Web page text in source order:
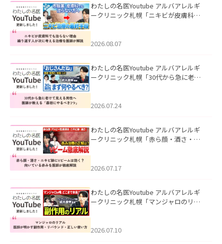
わたしの名医Youtube アルバアレルギ
ークリニック札幌「ニキビが皮膚科で
ました。
2026.08.07
わたしの名医Youtube アルバアレルギ
ークリニック札幌「30代から急に老け
た。
2026.07.24
わたしの名医Youtube アルバアレルギ
ークリニック札幌「赤ら顔・酒さ・ニ
した。
2026.07.17
わたしの名医Youtube アルバアレルギ
ークリニック札幌「マンジャロのリア
た。
2026.07.10